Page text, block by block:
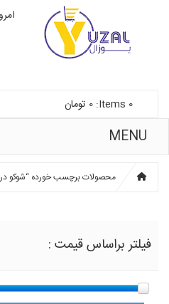
امروز
0
Items:
0 تومان
MENU
محصولات برچسب خورده “شوکو
فیلتر براساس قیمت :